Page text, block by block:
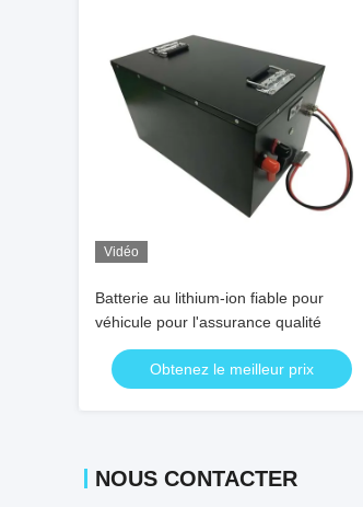
Vidéo
Batterie au lithium-ion fiable pour
véhicule pour l'assurance qualité
Obtenez le meilleur prix
NOUS CONTACTER